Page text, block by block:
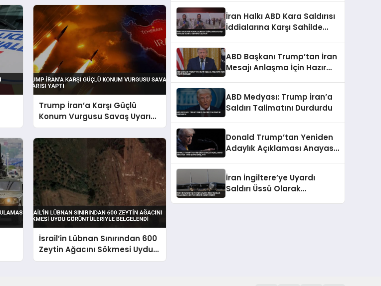
Trump İran’a Karşı Güçlü
Konum Vurgusu Savaş Uyarısı
Yaptı
İsrail’in Lübnan Sınırından 600
Zeytin Ağacını Sökmesi Uydu
Görüntüleriyle Belgelendi
İran Halkı ABD Kara Saldırısı
İddialarına Karşı Sahilde
ABD Başkanı Trump’tan İran
Mesajı Anlaşma İçin Hazır
ABD Medyası: Trump İran’a
Saldırı Talimatını Durdurdu
Donald Trump’tan Yeniden
Adaylık Açıklaması Anayasa
İran İngiltere’ye Uyardı
Saldırı Üssü Olarak